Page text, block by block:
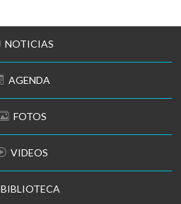
NOTICIAS
AGENDA
FOTOS
VIDEOS
BIBLIOTECA